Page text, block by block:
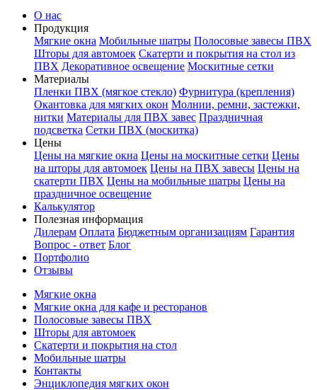
О нас
Продукция
Мягкие окна Мобильные шатры Полосовые завесы ПВХ
Шторы для автомоек Скатерти и покрытия на стол из
ПВХ Декоративное освещение Москитные сетки
Материалы
Пленки ПВХ (мягкое стекло) Фурнитура (крепления)
Окантовка для мягких окон Молнии, ремни, застежки,
нитки Материалы для ПВХ завес Праздничная
подсветка Сетки ПВХ (москитка)
Цены
Цены на мягкие окна Цены на москитные сетки Цены
на шторы для автомоек Цены на ПВХ завесы Цены на
скатерти ПВХ Цены на мобильные шатры Цены на
праздничное освещение
Калькулятор
Полезная информация
Дилерам Оплата Бюджетным организациям Гарантия
Вопрос - ответ Блог
Портфолио
Отзывы
Мягкие окна
Мягкие окна для кафе и ресторанов
Полосовые завесы ПВХ
Шторы для автомоек
Скатерти и покрытия на стол
Мобильные шатры
Контакты
Энциклопедия мягких окон